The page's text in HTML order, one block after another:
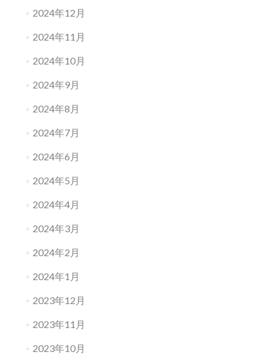
2024年12月
2024年11月
2024年10月
2024年9月
2024年8月
2024年7月
2024年6月
2024年5月
2024年4月
2024年3月
2024年2月
2024年1月
2023年12月
2023年11月
2023年10月